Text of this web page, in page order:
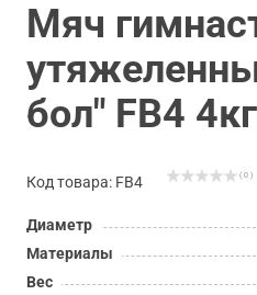
Мяч
бол" FB4
Код товара: FB4 ( 0 )
Диаметр
Материалы
Вес